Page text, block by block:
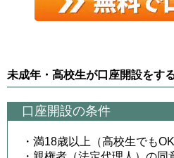
未成年・高校生が口座開設をす
口座開設の条件
・満18歳以上（高校生でもOK